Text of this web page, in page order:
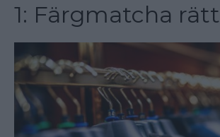
1: Färgmatcha rätt